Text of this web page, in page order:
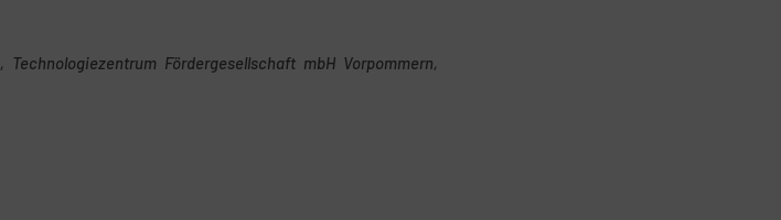
Fördergesellschaft mbH Vorpommern,